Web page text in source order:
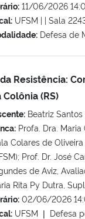
11/06/2026
UFSM | | Sala
Defesa de
Resistência:
Colônia (RS)
Beatriz Santos
Profa. Dra. Maria
Colares de
Prof. Dr. José
de Aviz,
Rita Py Dutra,
02/06/2026
UFSM ❘ Defesa